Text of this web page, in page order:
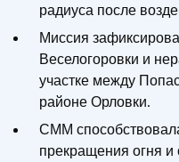
радиуса после
Миссия
Веселогоровки и
участке между
районе Орловки.
СММ
прекращения огня и